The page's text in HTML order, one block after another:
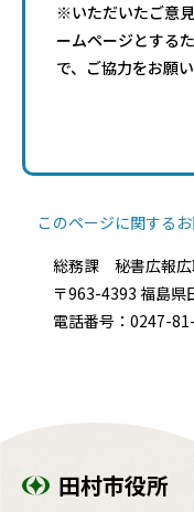
※いただいたご意
ームページとする
で、ご協力をお願い
このページに関する
総務課 秘書広報広
〒963-4393 福島
電話番号：0247-
田村市役所